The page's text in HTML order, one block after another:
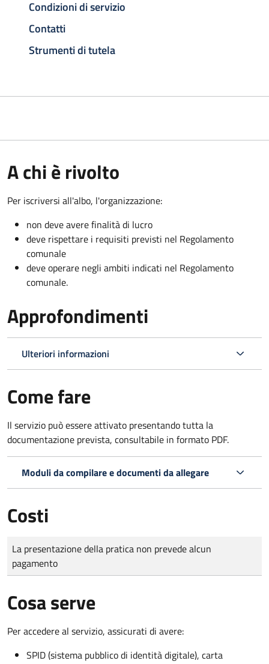
Condizioni di servizio
Contatti
Strumenti di tutela
A chi è rivolto
Per iscriversi all'albo, l'organizzazione:
non deve avere finalità di lucro
deve rispettare i requisiti previsti nel Regolamento
comunale
deve operare negli ambiti indicati nel Regolamento
comunale.
Approfondimenti
Ulteriori informazioni
Come fare
Il servizio può essere attivato presentando tutta la
documentazione prevista, consultabile in formato PDF.
Moduli da compilare e documenti da allegare
Costi
Tipo di pagamento
Importo
La presentazione della pratica non prevede alcun
pagamento
Cosa serve
Per accedere al servizio, assicurati di avere:
SPID (sistema pubblico di identità digitale), carta